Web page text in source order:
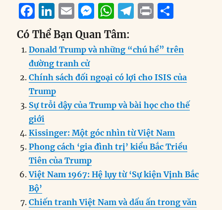
F
a
c
e
b
o
o
k
Li
n
k
e
d
I
n
E
m
ai
l
M
ss
e
n
er
W
h
at
s
A
p
T
e
g
r
m
P
n
t
a
re
Có Thể Bạn Quan Tâm:
Donald Trump và những “chú hề” trên
đường tranh cử
Chính sách đối ngoại có lợi cho ISIS của
Trump
Sự trỗi dậy của Trump và bài học cho thế
giới
Kissinger: Một góc nhìn từ Việt Nam
Phong cách ‘gia đình trị’ kiểu Bắc Triều
Tiên của Trump
Việt Nam 1967: Hệ lụy từ ‘Sự kiện Vịnh Bắc
Bộ’
Chiến tranh Việt Nam và dấu ấn trong văn